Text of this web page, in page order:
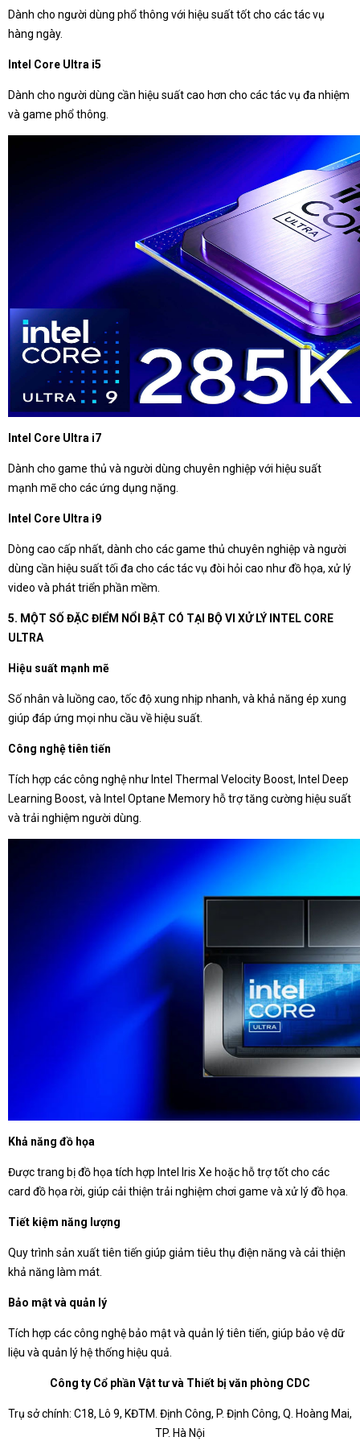
Dành cho người dùng phổ thông với hiệu suất tốt cho các tác vụ
hàng ngày.
Intel Core Ultra i5
Dành cho người dùng cần hiệu suất cao hơn cho các tác vụ đa nhiệm
và game phổ thông.
Intel Core Ultra i7
Dành cho game thủ và người dùng chuyên nghiệp với hiệu suất
mạnh mẽ cho các ứng dụng nặng.
Intel Core Ultra i9
Dòng cao cấp nhất, dành cho các game thủ chuyên nghiệp và người
dùng cần hiệu suất tối đa cho các tác vụ đòi hỏi cao như đồ họa, xử lý
video và phát triển phần mềm.
5. MỘT SỐ ĐẶC ĐIỂM NỔI BẬT CÓ TẠI BỘ VI XỬ LÝ INTEL CORE
ULTRA
Hiệu suất mạnh mẽ
Số nhân và luồng cao, tốc độ xung nhịp nhanh, và khả năng ép xung
giúp đáp ứng mọi nhu cầu về hiệu suất.
Công nghệ tiên tiến
Tích hợp các công nghệ như Intel Thermal Velocity Boost, Intel Deep
Learning Boost, và Intel Optane Memory hỗ trợ tăng cường hiệu suất
và trải nghiệm người dùng.
Khả năng đồ họa
Được trang bị đồ họa tích hợp Intel Iris Xe hoặc hỗ trợ tốt cho các
card đồ họa rời, giúp cải thiện trải nghiệm chơi game và xử lý đồ họa.
Tiết kiệm năng lượng
Quy trình sản xuất tiên tiến giúp giảm tiêu thụ điện năng và cải thiện
khả năng làm mát.
Bảo mật và quản lý
Tích hợp các công nghệ bảo mật và quản lý tiên tiến, giúp bảo vệ dữ
liệu và quản lý hệ thống hiệu quả.
Công ty Cổ phần Vật tư và Thiết bị văn phòng CDC
Trụ sở chính: C18, Lô 9, KĐTM. Định Công, P. Định Công, Q. Hoàng Mai,
TP. Hà Nội